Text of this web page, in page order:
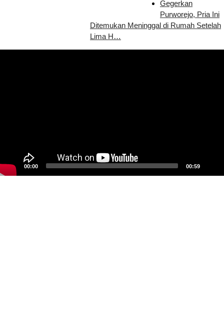
Gegerkan
Purworejo, Pria Ini
Ditemukan Meninggal di Rumah Setelah
Lima H…
00:00 00:59